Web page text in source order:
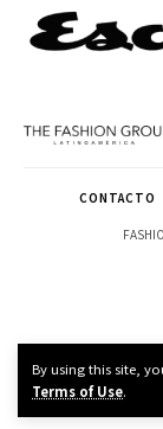
By using this site,
Terms of Use.
CONTACTO